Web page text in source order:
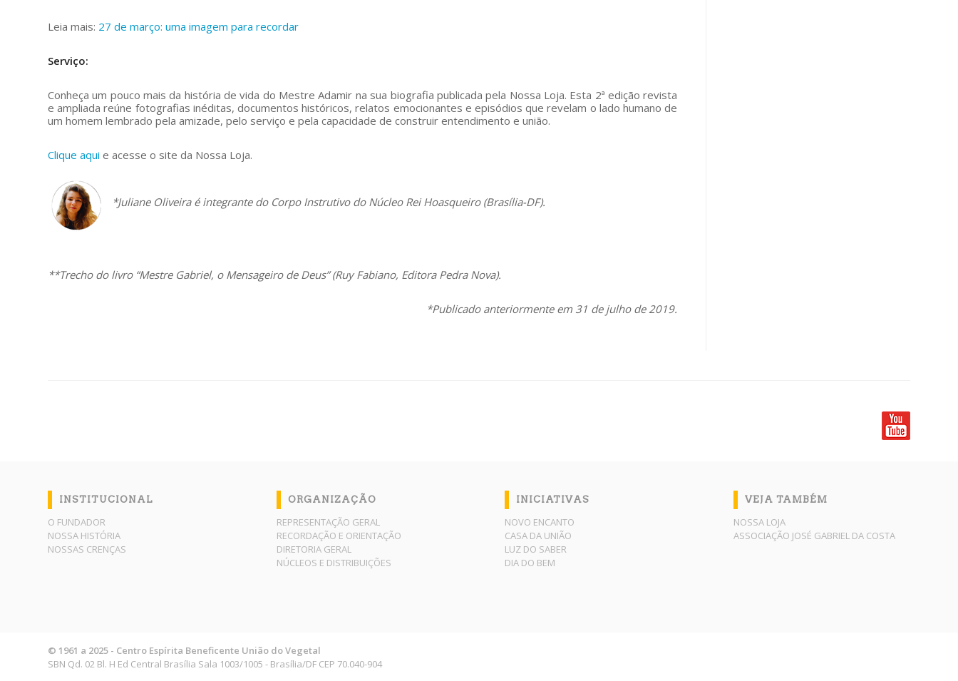
Leia mais: 27 de março: uma imagem para recordar
Serviço:
Conheça um pouco mais da história de vida do Mestre Adamir na sua biografia publicada pela Nossa Loja. Esta 2ª edição revista
e ampliada reúne fotografias inéditas, documentos históricos, relatos emocionantes e episódios que revelam o lado humano de
um homem lembrado pela amizade, pelo serviço e pela capacidade de construir entendimento e união.
Clique aqui e acesse o site da Nossa Loja.
*Juliane Oliveira é integrante do Corpo Instrutivo do Núcleo Rei Hoasqueiro (Brasília-DF).
**Trecho do livro “Mestre Gabriel, o Mensageiro de Deus” (Ruy Fabiano, Editora Pedra Nova).
*Publicado anteriormente em 31 de julho de 2019.
INSTITUCIONAL
O FUNDADOR
NOSSA HISTÓRIA
NOSSAS CRENÇAS
ORGANIZAÇÃO
REPRESENTAÇÃO GERAL
RECORDAÇÃO E ORIENTAÇÃO
DIRETORIA GERAL
NÚCLEOS E DISTRIBUIÇÕES
INICIATIVAS
NOVO ENCANTO
CASA DA UNIÃO
LUZ DO SABER
DIA DO BEM
VEJA TAMBÉM
NOSSA LOJA
ASSOCIAÇÃO JOSÉ GABRIEL DA COSTA
© 1961 a 2025 - Centro Espírita Beneficente União do Vegetal
SBN Qd. 02 Bl. H Ed Central Brasília Sala 1003/1005 - Brasília/DF CEP 70.040-904